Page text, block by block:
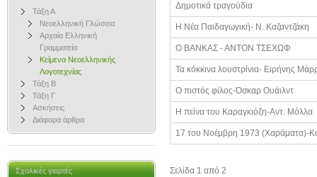
Τάξη Α
Νεοελληνική Γλώσσα
Αρχαία Ελληνική
Γραμματεία
Κείμενα Νεοελληνικής
Λογοτεχνίας
Τάξη Β
Τάξη Γ
Ασκήσεις
Διάφορα άρθρα
Σχολικές γιορτές
Δημοτικά τραγούδια
Η Νέα Παιδαγωγική- Ν. Καζαντζάκη
Ο ΒΑΝΚΑΣ - ΑΝΤΟΝ ΤΣΕΧΩΦ
Τα κόκκινα λουστρίνια- Ειρήνης
Ο πιστός φίλος-Όσκαρ Ουάιλντ
Η πείνα του Καραγκιόζη-Αντ. Μόλλα
17 του Νοέμβρη 1973 (Χαράματα)-
Σελίδα 1 από 2